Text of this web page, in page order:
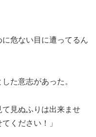
危ない目に遭ってるん
た意志があった。
見ぬふりは出来ませ
ください！」